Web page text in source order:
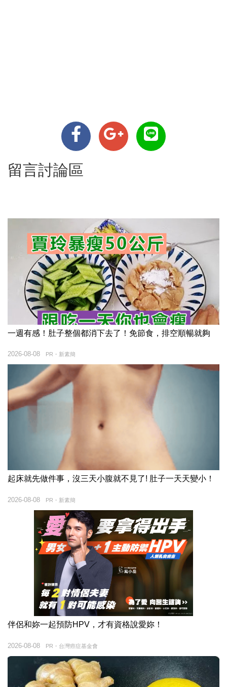
留言討論區
一週有感！肚子整個都消下去了！免節食，排空順暢就夠
PR・新素簡
2026-08-08
起床就先做件事，沒三天小腹就不見了! 肚子一天天變小！
PR・新素簡
2026-08-08
伴侶和妳一起預防HPV，才有資格說愛妳！
PR・台灣癌症基金會
2026-08-08